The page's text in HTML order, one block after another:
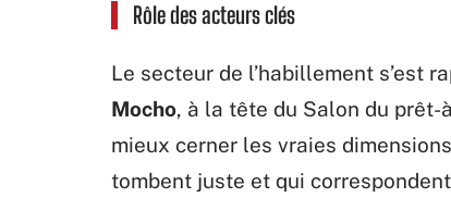
Rôle des acteurs clés
Le secteur de l’habillement s’est
Mocho, à la tête du Salon du prêt-
mieux cerner les vraies
tombent juste et qui